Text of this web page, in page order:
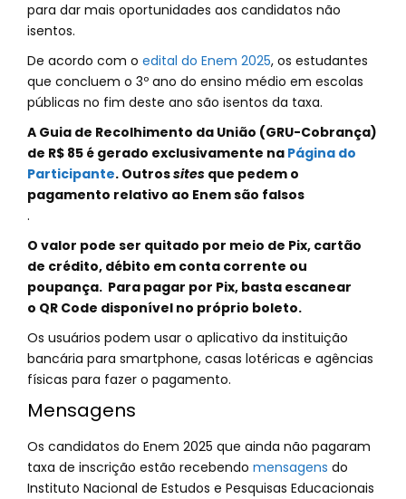
para dar mais oportunidades aos candidatos não
isentos.
De acordo com o edital do Enem 2025, os estudantes
que concluem o 3º ano do ensino médio em escolas
públicas no fim deste ano são isentos da taxa.
A Guia de Recolhimento da União (GRU-Cobrança)
de R$ 85 é gerado exclusivamente na Página do
Participante. Outrossites que pedem o
pagamento relativo ao Enem são falsos
.
O valor pode ser quitado por meio de Pix, cartão
de crédito, débito em conta corrente ou
poupança. Para pagar por Pix, basta escanear
o QR Code disponível no próprio boleto.
Os usuários podem usar o aplicativo da instituição
bancária para smartphone, casas lotéricas e agências
físicas para fazer o pagamento.
Mensagens
Os candidatos do Enem 2025 que ainda não pagaram
taxa de inscrição estão recebendo mensagens do
Instituto Nacional de Estudos e Pesquisas Educacionais